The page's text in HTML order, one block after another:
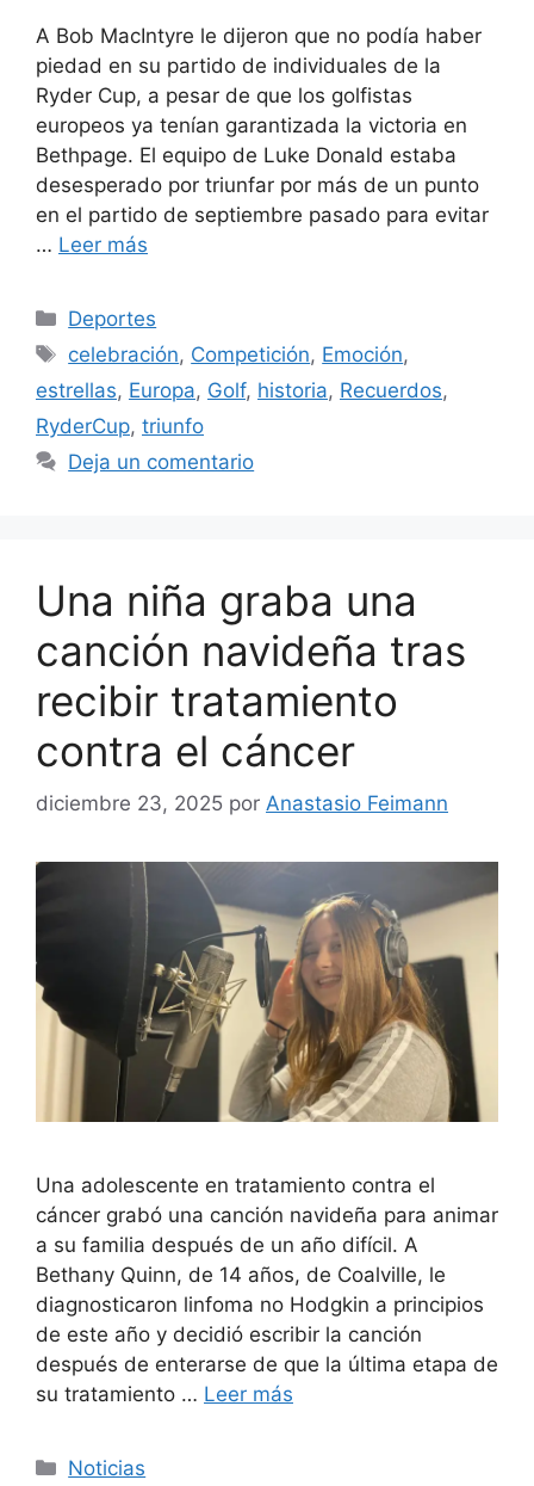
A Bob MacIntyre le dijeron que no podía haber
piedad en su partido de individuales de la
Ryder Cup, a pesar de que los golfistas
europeos ya tenían garantizada la victoria en
Bethpage. El equipo de Luke Donald estaba
desesperado por triunfar por más de un punto
en el partido de septiembre pasado para evitar
… Leer más
Categorías
Deportes
Etiquetas
celebración, Competición, Emoción,
estrellas, Europa, Golf, historia, Recuerdos,
RyderCup, triunfo
Deja un comentario
Una niña graba una
canción navideña tras
recibir tratamiento
contra el cáncer
diciembre 23, 2025 por Anastasio Feimann
Una adolescente en tratamiento contra el
cáncer grabó una canción navideña para animar
a su familia después de un año difícil. A
Bethany Quinn, de 14 años, de Coalville, le
diagnosticaron linfoma no Hodgkin a principios
de este año y decidió escribir la canción
después de enterarse de que la última etapa de
su tratamiento … Leer más
Categorías
Noticias